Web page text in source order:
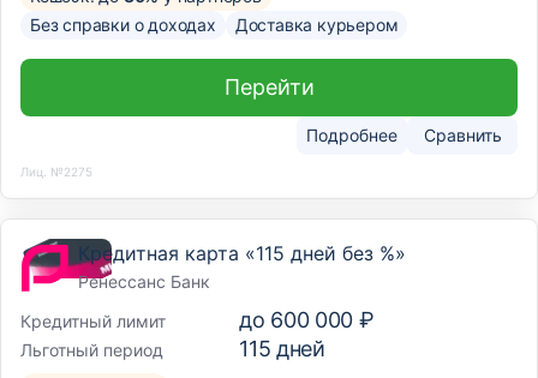
Без справки о доходах
Доставка курьером
Подробнее Сравнить
Перейти
Лиц. №2275
Кредитная карта «115 дней без %»
Ренессанс Банк
Кредитный лимит
до 600 000 ₽
Льготный период 115 дней